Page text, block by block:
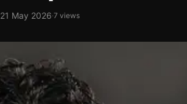
21 May 2026·7 views